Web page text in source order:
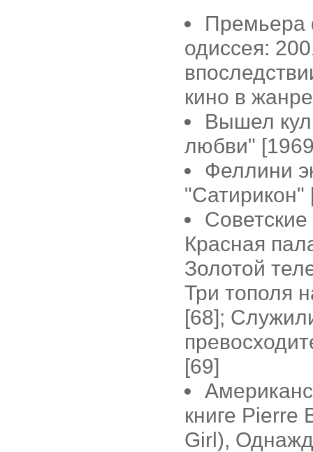
Премьера
одиссея:
кино в
Вышел
любви"
Феллини
"Сатирикон"
Красная
Золотой
Три тополя
[68];
[69]
книге
Girl),